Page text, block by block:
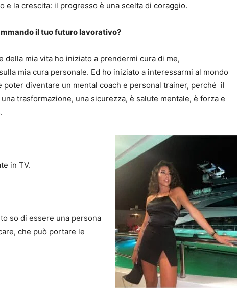
e la crescita: il progresso è una scelta di coraggio.
il tuo futuro lavorativo?
mia vita ho iniziato a prendermi cura di me,
mia cura personale. Ed ho iniziato a interessarmi al mondo
diventare un mental coach e personal trainer, perché il
trasformazione, una sicurezza, è salute mentale, è forza e
in TV.
so di essere una persona
che può portare le